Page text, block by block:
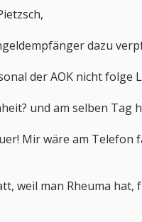
dazu
der AOK nicht folge
und am selben
Mir wäre am Telefon
weil man Rheuma